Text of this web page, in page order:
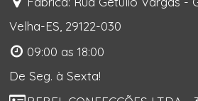
Velha-ES, 29122-030
09:00 as 18:00
De Seg. à Sexta!